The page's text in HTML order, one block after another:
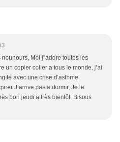
Moi j"adore toutes les
un copier coller a tous le monde, j’ai
avec une crise d’asthme
J’arrive pas a dormir, Je te
bon jeudi a très bientôt, Bisous